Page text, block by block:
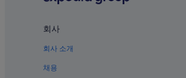
뉴욕의 웨딩 호텔
미드타운 이스트의 5성급 호텔
회사
회사 소개
채용